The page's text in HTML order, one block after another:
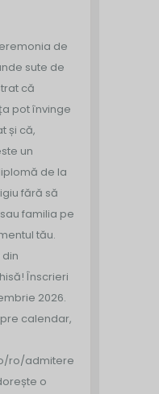
de
sute de
că
pot învinge
și că,
un
de la
fără să
familia pe
tău.
Înscrieri
2026.
calendar,
ro/admitere/
o